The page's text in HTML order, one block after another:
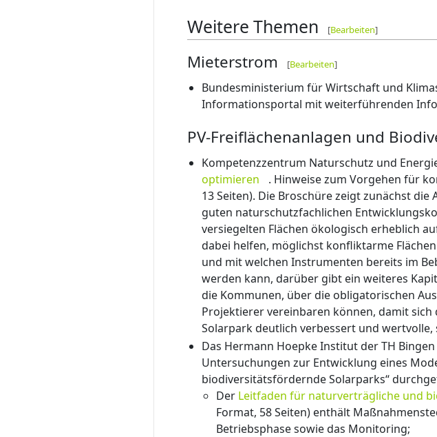
Weitere Themen [Bearbeiten]
Mieterstrom [Bearbeiten]
Bundesministerium für Wirtschaft und
Informationsportal mit weiterführenden
PV-Freiflächenanlagen und
Kompetenzzentrum Naturschutz und
optimieren
. Hinweise zum Vorgehen für
13 Seiten). Die Broschüre zeigt zunächst
guten naturschutzfachlichen
versiegelten Flächen ökologisch erheblich
dabei helfen, möglichst konfliktarme
und mit welchen Instrumenten bereits im
werden kann, darüber gibt ein weiteres
die Kommunen, über die obligatorischen
Projektierer vereinbaren können, damit
Solarpark deutlich verbessert und
Das Hermann Hoepke Institut der TH
Untersuchungen zur Entwicklung eines
biodiversitätsfördernde Solarparks“
Der Leitfaden für naturverträgliche und
Format, 58 Seiten) enthält
Betriebsphase sowie das Monitoring;